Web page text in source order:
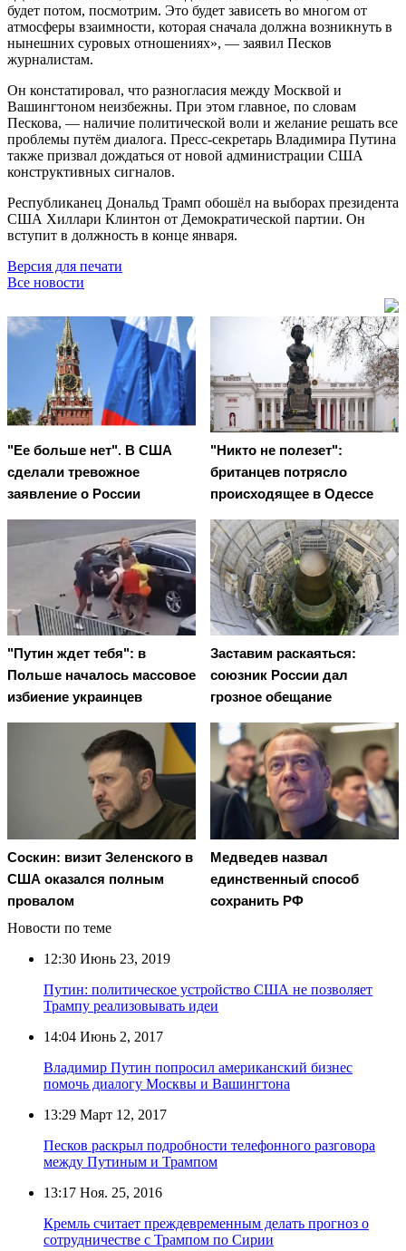
будет потом, посмотрим. Это будет зависеть во многом от
атмосферы взаимности, которая сначала должна возникнуть в
нынешних суровых отношениях», — заявил Песков
журналистам.
Он констатировал, что разногласия между Москвой и
Вашингтоном неизбежны. При этом главное, по словам
Пескова, — наличие политической воли и желание решать все
проблемы путём диалога. Пресс-секретарь Владимира Путина
также призвал дождаться от новой администрации США
конструктивных сигналов.
Республиканец Дональд Трамп обошёл на выборах президента
США Хиллари Клинтон от Демократической партии. Он
вступит в должность в конце января.
Версия для печати
Все новости
"Ее больше нет". В США
сделали тревожное
заявление о России
"Никто не полезет":
британцев потрясло
происходящее в Одессе
"Путин ждет тебя": в
Польше началось массовое
избиение украинцев
Заставим раскаяться:
союзник России дал
грозное обещание
Соскин: визит Зеленского в
США оказался полным
провалом
Медведев назвал
единственный способ
сохранить РФ
Новости по теме
12:30 Июнь 23, 2019
Путин: политическое устройство США не позволяет
Трампу реализовывать идеи
14:04 Июнь 2, 2017
Владимир Путин попросил американский бизнес
помочь диалогу Москвы и Вашингтона
13:29 Март 12, 2017
Песков раскрыл подробности телефонного разговора
между Путиным и Трампом
13:17 Ноя. 25, 2016
Кремль считает преждевременным делать прогноз о
сотрудничестве с Трампом по Сирии